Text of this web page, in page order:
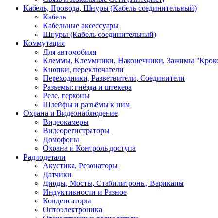
Кабель, Провода, Шнуры (Кабель соединительный)
Кабель
Кабельные аксессуары
Шнуры (Кабель соединительный)
Коммутация
Для автомобиля
Клеммы, Клеммники, Наконечники, Зажимы
Кнопки, переключатели
Переходники, Разветвители, Соединители
Разъемы: гнёзда и штекера
Реле, герконы
Шлейфы и разъёмы к ним
Охрана и Видеонаблюдение
Видеокамеры
Видеорегистраторы
Домофоны
Охрана и Контроль доступа
Радиодетали
Акустика, Резонаторы
Датчики
Диоды, Мосты, Стабилитроны, Варикапы
Индуктивности и Разное
Конденсаторы
Оптоэлектроника